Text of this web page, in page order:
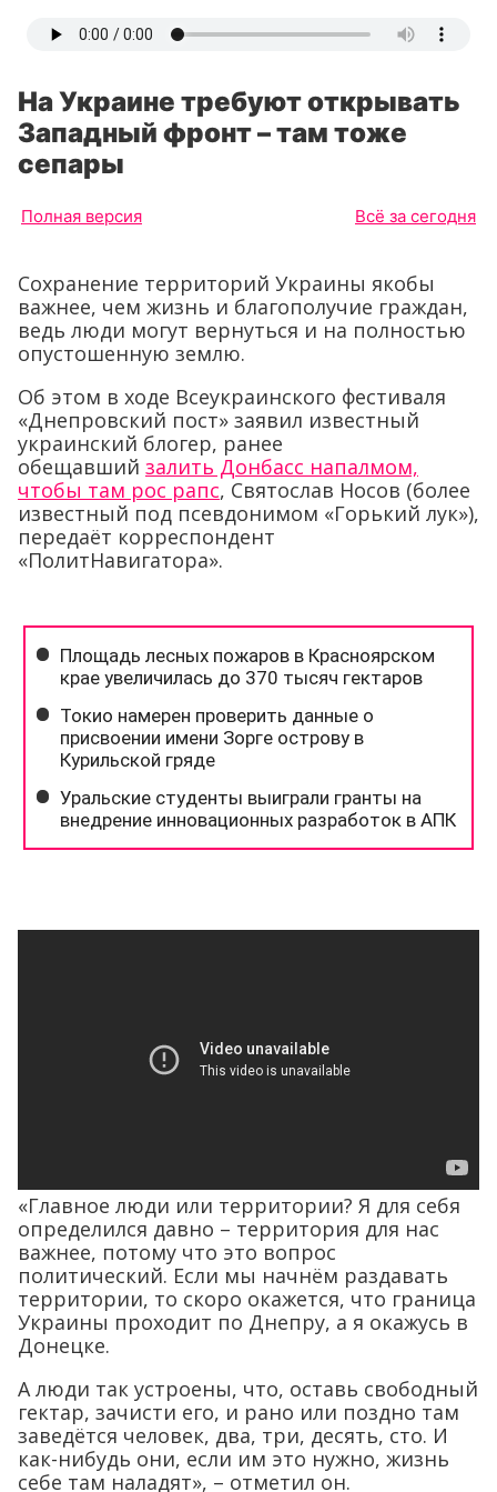
На Украине требуют открывать
Западный фронт – там тоже
сепары
Полная версия Всё за сегодня
Сохранение территорий Украины якобы
важнее, чем жизнь и благополучие граждан,
ведь люди могут вернуться и на полностью
опустошенную землю.
Об этом в ходе Всеукраинского фестиваля
«Днепровский пост» заявил известный
украинский блогер, ранее
обещавший залить Донбасс напалмом,
чтобы там рос рапс, Святослав Носов (более
известный под псевдонимом «Горький лук»),
передаёт корреспондент
«ПолитНавигатора».
«Главное люди или территории? Я для себя
определился давно – территория для нас
важнее, потому что это вопрос
политический. Если мы начнём раздавать
территории, то скоро окажется, что граница
Украины проходит по Днепру, а я окажусь в
Донецке.
А люди так устроены, что, оставь свободный
гектар, зачисти его, и рано или поздно там
заведётся человек, два, три, десять, сто. И
как-нибудь они, если им это нужно, жизнь
себе там наладят», – отметил он.